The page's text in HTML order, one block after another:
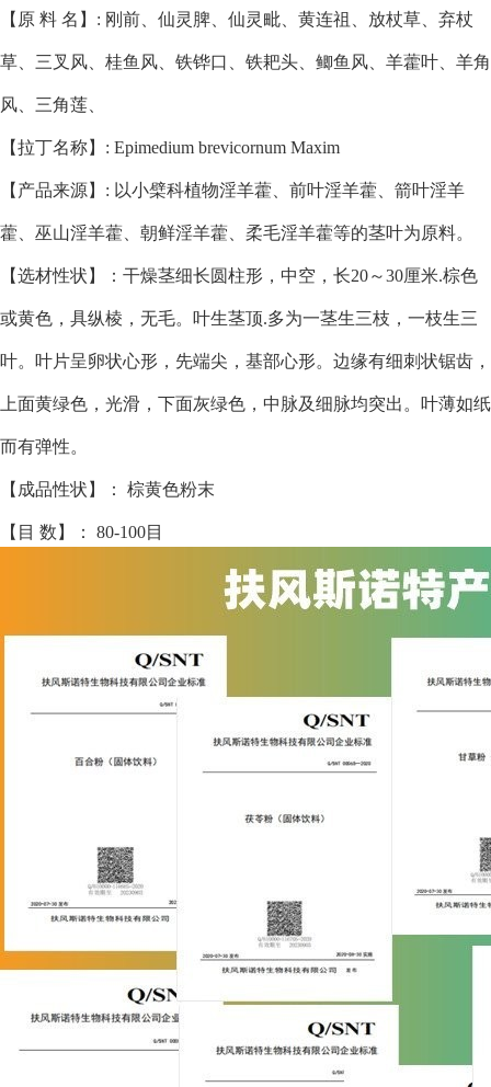
【原 料 名】: 刚前、仙灵脾、仙灵毗、黄连祖、放杖草、弃杖
草、三叉风、桂鱼风、铁铧口、铁耙头、鲫鱼风、羊藿叶、羊角
风、三角莲、
【拉丁名称】: Epimedium brevicornum Maxim
【产品来源】: 以小檗科植物淫羊藿、前叶淫羊藿、箭叶淫羊
藿、巫山淫羊藿、朝鲜淫羊藿、柔毛淫羊藿等的茎叶为原料。
【选材性状】：干燥茎细长圆柱形，中空，长20～30厘米.棕色
或黄色，具纵棱，无毛。叶生茎顶.多为一茎生三枝，一枝生三
叶。叶片呈卵状心形，先端尖，基部心形。边缘有细刺状锯齿，
上面黄绿色，光滑，下面灰绿色，中脉及细脉均突出。叶薄如纸
而有弹性。
【成品性状】： 棕黄色粉末
【目 数】： 80-100目